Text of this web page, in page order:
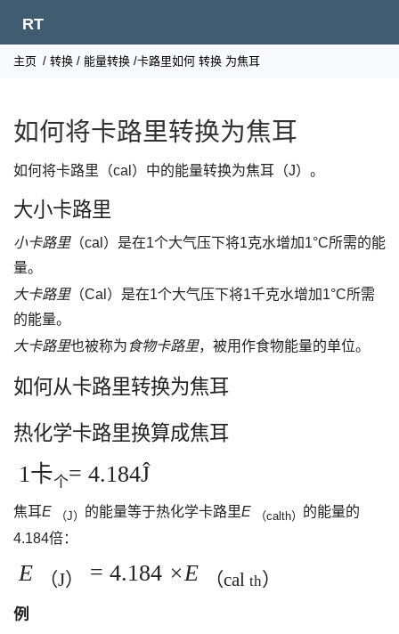
RT
主页 / 转换 / 能量转换 /卡路里如何 转换 为焦耳
如何将卡路里转换为焦耳
如何将卡路里（cal）中的能量转换为焦耳（J）。
大小卡路里
小卡路里（cal）是在1个大气压下将1克水增加1°C所需的能
量。
大卡路里（Cal）是在1个大气压下将1千克水增加1°C所需
的能量。
大卡路里也被称为 食物卡路里，被用作食物能量的单位。
如何从卡路里转换为焦耳
热化学卡路里换算成焦耳
1卡个= 4.184Ĵ
焦耳E （J） 的能量等于热化学卡路里E （calth） 的能量的
4.184倍：
E （J） = 4.184 ×E （cal th）
例